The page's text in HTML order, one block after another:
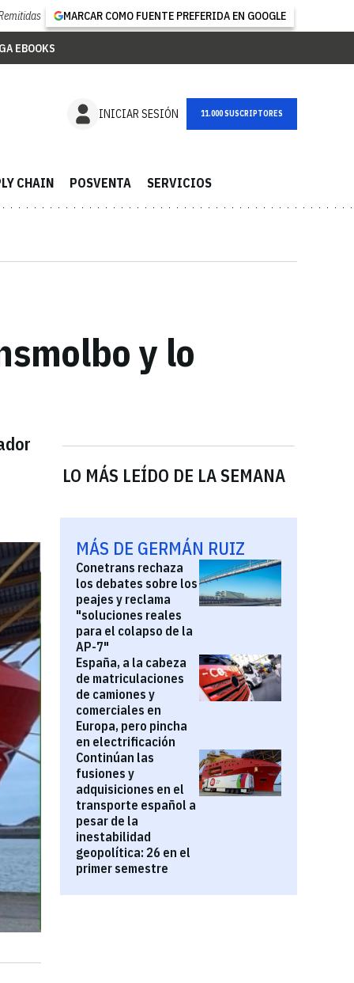
MARCAR COMO FUENTE PREFERIDA EN GOOGLE
EBOOKS
INICIAR SESIÓN NEWSLETTER
CHAIN POSVENTA SERVICIOS
y lo
LO MÁS LEÍDO DE LA SEMANA
MÁS DE GERMÁN RUIZ
Conetrans rechaza
los debates sobre los
peajes y reclama
"soluciones reales
para el colapso de la
AP-7"
España, a la cabeza
de matriculaciones
de camiones y
comerciales en
Europa, pero pincha
en electrificación
Continúan las
fusiones y
adquisiciones en el
transporte español a
pesar de la
inestabilidad
geopolítica: 26 en el
primer semestre